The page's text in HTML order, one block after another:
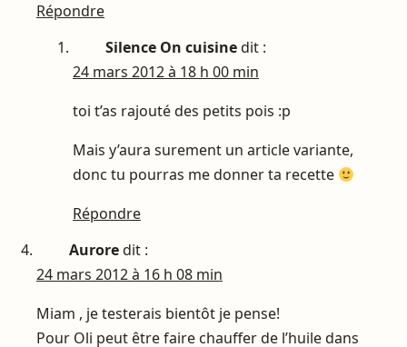
Répondre
Silence On cuisinedit :
24 mars 2012 à 18 h 00 min
toi t’as rajouté des petits pois :p
Mais y’aura surement un article variante,
donc tu pourras me donner ta recette
Répondre
Auroredit :
24 mars 2012 à 16 h 08 min
Miam , je testerais bientôt je pense!
Pour Oli peut être faire chauffer de l’huile dans